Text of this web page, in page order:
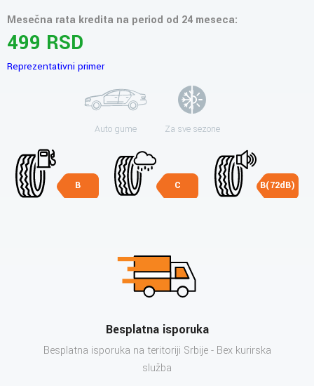
Mesečna rata kredita na period od 24 meseca:
499 RSD
Reprezentativni primer
Auto gume Za sve sezone
B C B(72dB)
Besplatna isporuka
Besplatna isporuka na teritoriji Srbije - Bex kurirska
služba